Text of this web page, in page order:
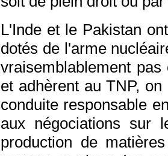
L'Inde et le Pakistan
dotés de l'arme
vraisemblablement
et adhèrent au TNP,
conduite responsable
aux négociations sur
production de